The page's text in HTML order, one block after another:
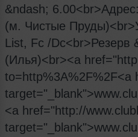
&ndash;
(м. Чистые
List, Fc /Dc<br>Резерв
(Илья)<br><a
to=http%3A%2F%2F<a
<a href="http://